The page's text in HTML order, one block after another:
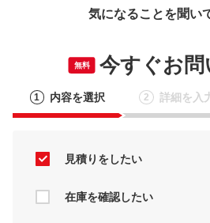
気になることを聞い
無料 今すぐお
1 内容を選択 2 詳細を入
見積りをしたい
在庫を確認したい